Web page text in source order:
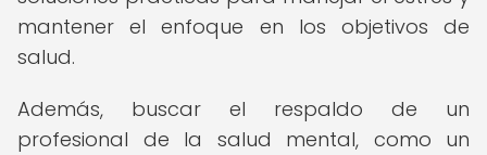
mantener el enfoque en los objetivos de
salud.
Además, buscar el respaldo de un
profesional de la salud mental, como un